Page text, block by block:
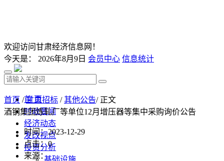
欢迎访问甘肃经济信息网！
今天是： 2026年8月9日 会员中心 信息统计
首 页
时政要闻
经济动态
发改视点
投资分析
基础设施
首页 /甘肃招标 /其他公告/ 正文
酒钢集团炼轧厂等单位12月增压器等集中采购询价公告
时间：2023-12-29
点击：0
来源：